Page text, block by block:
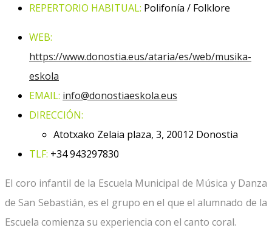
REPERTORIO HABITUAL: Polifonía / Folklore
WEB:
https://www.donostia.eus/ataria/es/web/musika-
eskola
EMAIL: info@donostiaeskola.eus
DIRECCIÓN:
Atotxako Zelaia plaza, 3, 20012 Donostia
TLF: +34 943297830
El coro infantil de la Escuela Municipal de Música y Danza
de San Sebastián, es el grupo en el que el alumnado de la
Escuela comienza su experiencia con el canto coral.